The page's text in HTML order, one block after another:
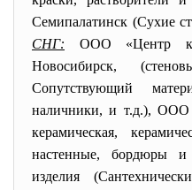
Семипалатинск (Сухие
СНГ:
ООО «Центр
Новосибирск,
Сопутствующий
наличники, и т.д.), ООО
керамическая,
настенные, бордюры и
изделия